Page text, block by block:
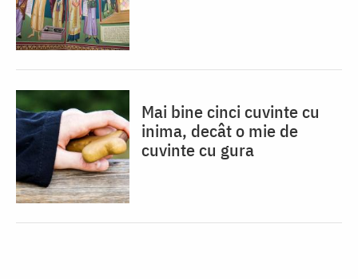
Mai bine cinci cuvinte cu
inima, decât o mie de
cuvinte cu gura